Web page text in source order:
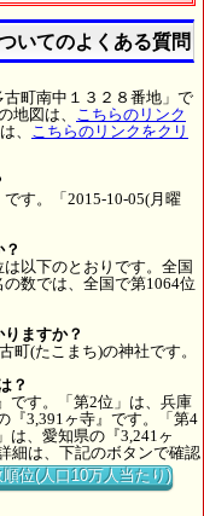
いてのよくある質問
古町南中１３２８番地」で
地図は、 こちらのリンク
、 こちらのリンクをクリ
です。「2015-10-05(月曜
以下のとおりです。全国
数では、全国で第1064位
ますか？
町(たこまち)の神社です。
？
です。「第2位」は、兵庫
『3,391ヶ寺』です。「第4
は、愛知県の『3,241ヶ
細は、下記のボタンで確認
位(人口10万人当たり)